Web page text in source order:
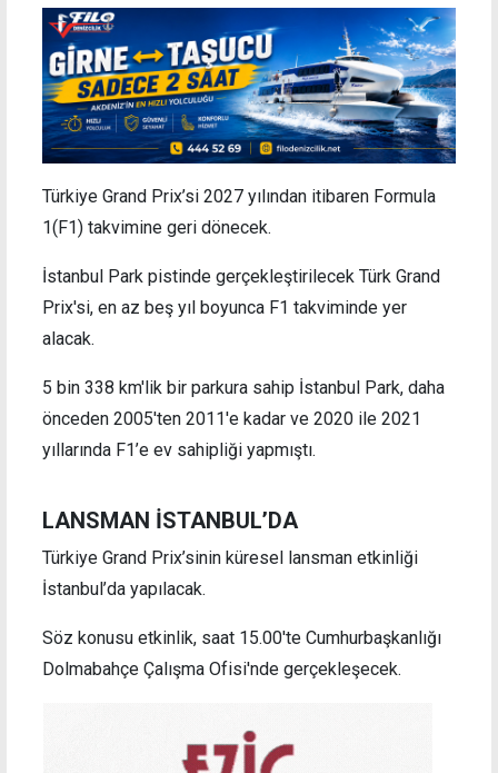
Türkiye Grand Prix’si 2027 yılından itibaren Formula
1(F1) takvimine geri dönecek.
İstanbul Park pistinde gerçekleştirilecek Türk Grand
Prix'si, en az beş yıl boyunca F1 takviminde yer
alacak.
5 bin 338 km'lik bir parkura sahip İstanbul Park, daha
önceden 2005'ten 2011'e kadar ve 2020 ile 2021
yıllarında F1’e ev sahipliği yapmıştı.
LANSMAN İSTANBUL’DA
Türkiye Grand Prix’sinin küresel lansman etkinliği
İstanbul’da yapılacak.
Söz konusu etkinlik, saat 15.00'te Cumhurbaşkanlığı
Dolmabahçe Çalışma Ofisi'nde gerçekleşecek.